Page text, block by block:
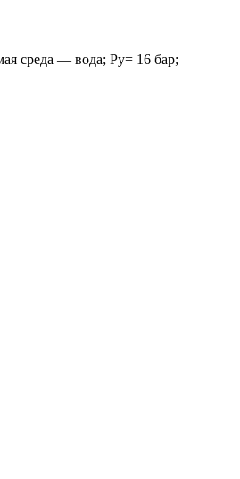
среда — вода; Ру= 16 бар;